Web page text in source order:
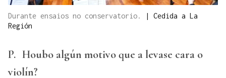
Durante ensaios no conservatorio. | Cedida a La
Región
P. Houbo algún motivo que a levase cara o
violín?